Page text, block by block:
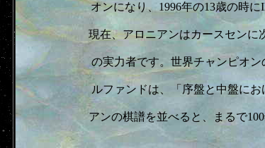
オンになり、1996年の13歳の時
現在、アロニアンはカースセンに
の実力者です。世界チャンピオン
ルファンドは、「序盤と中盤に
アンの棋譜を並べると、まるで